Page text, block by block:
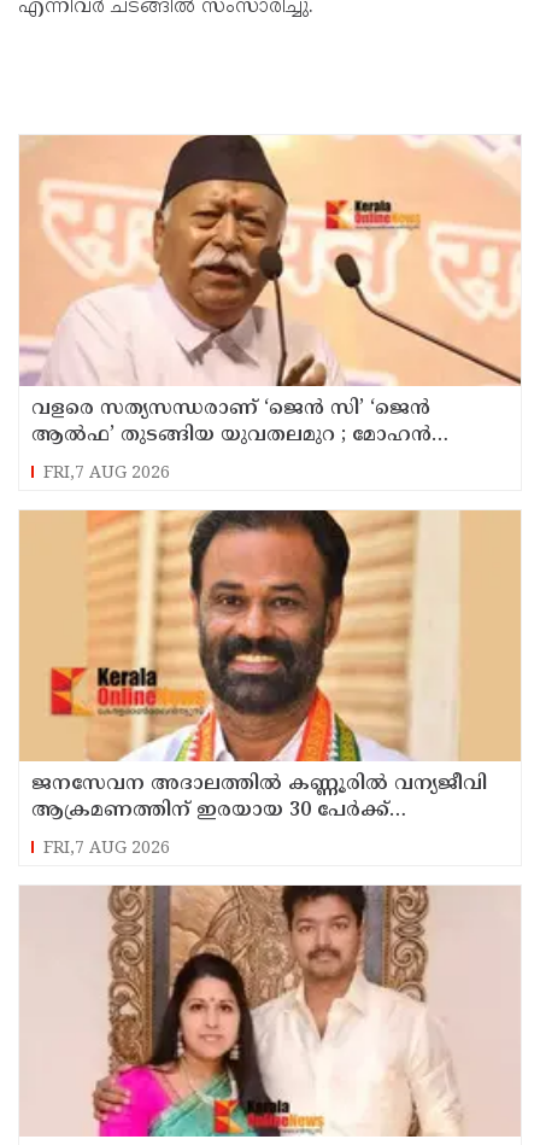
എന്നിവർ ചടങ്ങിൽ സംസാരിച്ചു.
വളരെ സത്യസന്ധരാണ് ‘ജെൻ സി’ ‘ജെൻ
ആൽഫ’ തുടങ്ങിയ യുവതലമുറ ; മോഹൻ
ഭാഗവത്
FRI,7 AUG 2026
ജനസേവന അദാലത്തിൽ കണ്ണൂരിൽ വന്യജീവി
ആക്രമണത്തിന് ഇരയായ 30 പേർക്ക്
സഹായധനം അനുവദിച്ചു
FRI,7 AUG 2026